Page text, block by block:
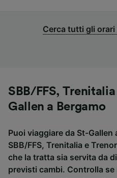
Cerca tutti gli
SBB/FFS,
Gallen a Bergamo
Puoi viaggiare da St-Gallen
SBB/FFS, Trenitalia e
che la tratta sia servita da
previsti cambi. Controlla